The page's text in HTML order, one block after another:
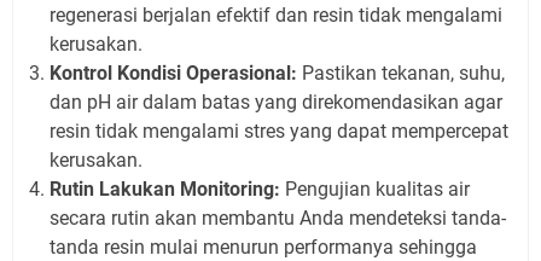
regenerasi berjalan efektif dan resin tidak mengalami
kerusakan.
Kontrol Kondisi Operasional: Pastikan tekanan, suhu,
dan pH air dalam batas yang direkomendasikan agar
resin tidak mengalami stres yang dapat mempercepat
kerusakan.
Rutin Lakukan Monitoring: Pengujian kualitas air
secara rutin akan membantu Anda mendeteksi tanda-
tanda resin mulai menurun performanya sehingga